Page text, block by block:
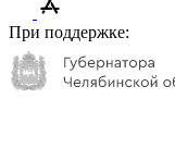
При поддержке: